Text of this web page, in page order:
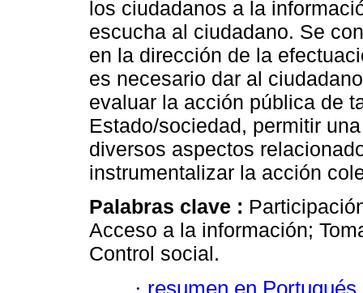
los ciudadanos a la
escucha al ciudadano. Se
en la dirección de la
es necesario dar al
evaluar la acción pública de
Estado/sociedad, permitir
diversos aspectos
instrumentalizar la acción
Palabras clave :
Acceso a la información;
Control social.
· resumen en Portugués